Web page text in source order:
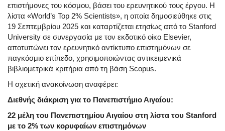
επιστήμονες του κόσμου, βάσει του ερευνητικού τους έργου. Η
λίστα «World’s Top 2% Scientists», η οποία δημοσιεύθηκε στις
19 Σεπτεμβρίου 2025 και καταρτίζεται ετησίως από το Stanford
University σε συνεργασία με τον εκδοτικό οίκο Elsevier,
αποτυπώνει τον ερευνητικό αντίκτυπο επιστημόνων σε
παγκόσμιο επίπεδο, χρησιμοποιώντας αντικειμενικά
βιβλιομετρικά κριτήρια από τη βάση Scopus.
Η σχετική ανακοίνωση αναφέρει:
Διεθνής διάκριση για το Πανεπιστήμιο Αιγαίου:
22 μέλη του Πανεπιστημίου Αιγαίου στη λίστα του Stanford
με το 2% των κορυφαίων επιστημόνων